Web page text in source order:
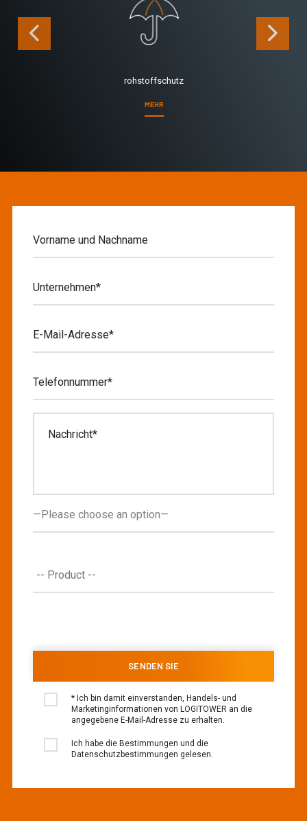
rohstoffschutz
MEHR
* Ich bin damit einverstanden, Handels- und
Marketinginformationen von LOGITOWER an die
angegebene E-Mail-Adresse zu erhalten.
Ich habe die Bestimmungen und die
Datenschutzbestimmungen gelesen.